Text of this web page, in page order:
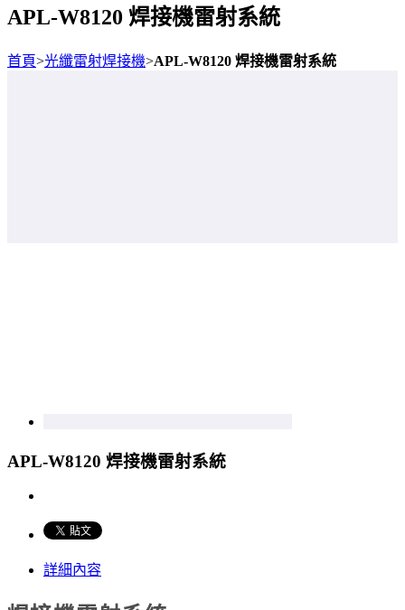
APL-W8120 焊接機雷射系統
首頁>光纖雷射焊接機>APL-W8120 焊接機雷射系統
APL-W8120 焊接機雷射系統
詳細內容